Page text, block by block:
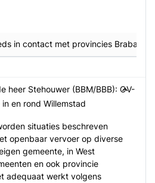
in contact met provincies Brabant
heer Stehouwer (BBM/BBB): OV-
en rond Willemstad
situaties beschreven
openbaar vervoer op diverse
gemeente, in West
en ook provincie
adequaat werkt volgens